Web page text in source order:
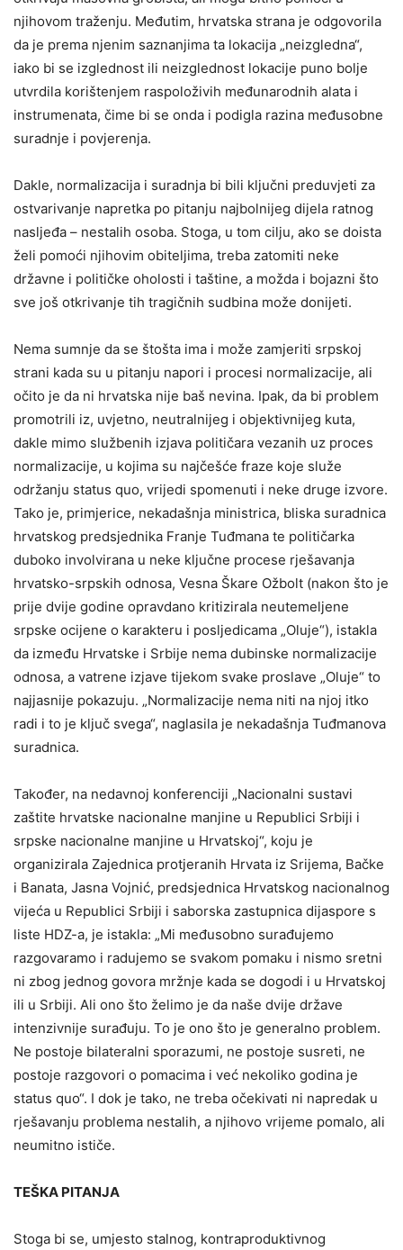
njihovom traženju. Međutim, hrvatska strana je odgovorila
da je prema njenim saznanjima ta lokacija „neizgledna“,
iako bi se izglednost ili neizglednost lokacije puno bolje
utvrdila korištenjem raspoloživih međunarodnih alata i
instrumenata, čime bi se onda i podigla razina međusobne
suradnje i povjerenja.
Dakle, normalizacija i suradnja bi bili ključni preduvjeti za
ostvarivanje napretka po pitanju najbolnijeg dijela ratnog
nasljeđa – nestalih osoba. Stoga, u tom cilju, ako se doista
želi pomoći njihovim obiteljima, treba zatomiti neke
državne i političke oholosti i taštine, a možda i bojazni što
sve još otkrivanje tih tragičnih sudbina može donijeti.
Nema sumnje da se štošta ima i može zamjeriti srpskoj
strani kada su u pitanju napori i procesi normalizacije, ali
očito je da ni hrvatska nije baš nevina. Ipak, da bi problem
promotrili iz, uvjetno, neutralnijeg i objektivnijeg kuta,
dakle mimo službenih izjava političara vezanih uz proces
normalizacije, u kojima su najčešće fraze koje služe
održanju status quo, vrijedi spomenuti i neke druge izvore.
Tako je, primjerice, nekadašnja ministrica, bliska suradnica
hrvatskog predsjednika Franje Tuđmana te političarka
duboko involvirana u neke ključne procese rješavanja
hrvatsko-srpskih odnosa, Vesna Škare Ožbolt (nakon što je
prije dvije godine opravdano kritizirala neutemeljene
srpske ocijene o karakteru i posljedicama „Oluje“), istakla
da između Hrvatske i Srbije nema dubinske normalizacije
odnosa, a vatrene izjave tijekom svake proslave „Oluje“ to
najjasnije pokazuju. „Normalizacije nema niti na njoj itko
radi i to je ključ svega“, naglasila je nekadašnja Tuđmanova
suradnica.
Također, na nedavnoj konferenciji „Nacionalni sustavi
zaštite hrvatske nacionalne manjine u Republici Srbiji i
srpske nacionalne manjine u Hrvatskoj“, koju je
organizirala Zajednica protjeranih Hrvata iz Srijema, Bačke
i Banata, Jasna Vojnić, predsjednica Hrvatskog nacionalnog
vijeća u Republici Srbiji i saborska zastupnica dijaspore s
liste HDZ-a, je istakla: „Mi međusobno surađujemo
razgovaramo i radujemo se svakom pomaku i nismo sretni
ni zbog jednog govora mržnje kada se dogodi i u Hrvatskoj
ili u Srbiji. Ali ono što želimo je da naše dvije države
intenzivnije surađuju. To je ono što je generalno problem.
Ne postoje bilateralni sporazumi, ne postoje susreti, ne
postoje razgovori o pomacima i već nekoliko godina je
status quo“. I dok je tako, ne treba očekivati ni napredak u
rješavanju problema nestalih, a njihovo vrijeme pomalo, ali
neumitno ističe.
TEŠKA PITANJA
Stoga bi se, umjesto stalnog, kontraproduktivnog